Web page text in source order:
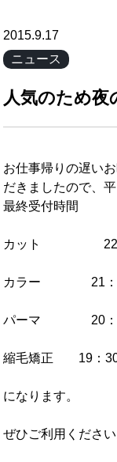
2015.9.17
ニュース
人気のため夜
お仕事帰りの遅い
だきましたので、
最終受付時間
カット 22
カラー 21：
パーマ 20：
縮毛矯正 19：
になります。
ぜひご利用ください